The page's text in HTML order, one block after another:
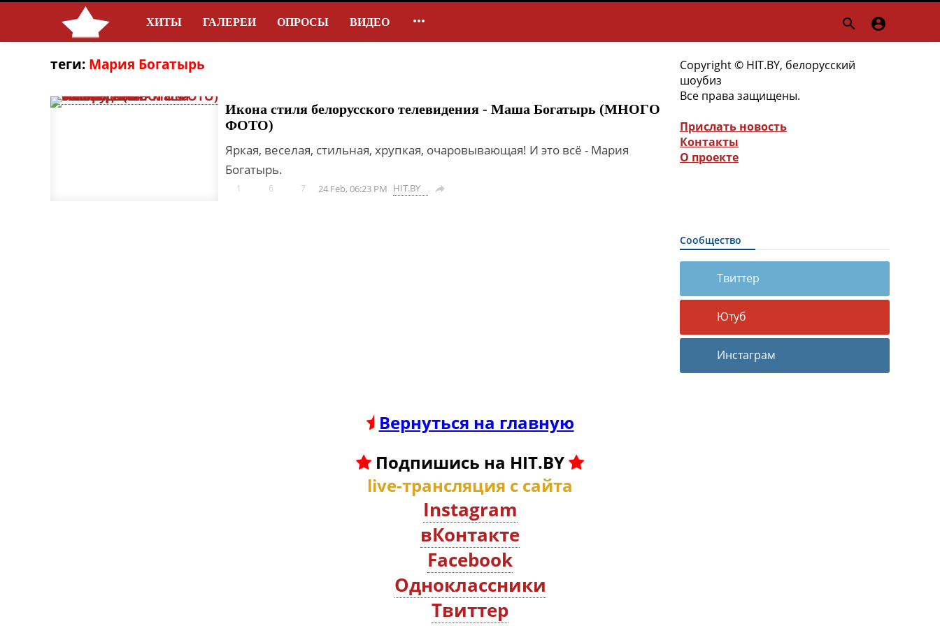
ХИТЫ ГАЛЕРЕИ ОПРОСЫ ВИДЕО   
теги: Мария Богатырь
Икона стиля белорусского телевидения - Маша Богатырь (МНОГО
ФОТО)
Яркая, веселая, стильная, хрупкая, очаровывающая! И это всё - Мария
Богатырь.
1 6 7 24 Feb, 06:23 PM HIT.BY 
Copyright © HIT.BY, белорусский
шоубиз
Все права защищены.
Прислать новость
Контакты
О проекте
Сообщество
Твиттер
Ютуб
Инстаграм
Вернуться на главную
Подпишись на HIT.BY
live-трансляция с сайта
Instagram
вКонтакте
Facebook
Oдноклассники
Твиттер